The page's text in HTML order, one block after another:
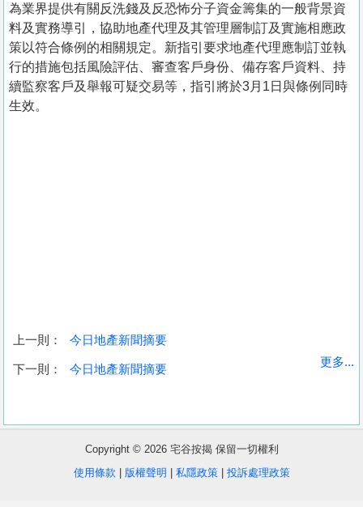
收
盤
為業界提供有關反洗錢及反恐怖分子資金籌集的一般背景資
料及實務導引，協助地產代理及其管理層制訂及實施相應政
策以符合條例的相關規定。新指引要求地產代理應制訂並執
行的措施包括風險評估、審查客戶身份、備存客戶資料、持
續監察客戶及舉報可疑交易等，指引將於3月1日與條例同時
生效。
上一則： 今日地產新聞摘要
下一則： 今日地產新聞摘要
更多...
Copyright © 2026 宅谷按揭 保留一切權利
使用條款
版權聲明 私隱政策| 投訴處理政策